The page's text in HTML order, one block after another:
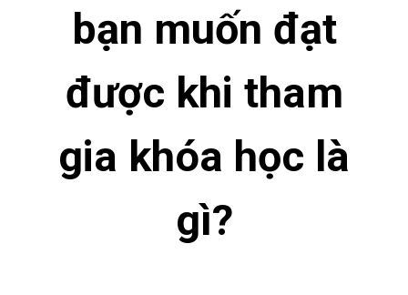
bạn muốn đạt
được khi tham
gia khóa học là
gì?